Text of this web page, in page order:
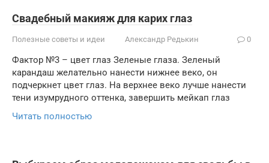
Свадебный макияж для карих глаз
Полезные советы и идеи Александр Редькин 0
Фактор №3 – цвет глаз Зеленые глаза. Зеленый
карандаш желательно нанести нижнее веко, он
подчеркнет цвет глаз. На верхнее веко лучше нанести
тени изумрудного оттенка, завершить мейкап глаз
Читать полностью